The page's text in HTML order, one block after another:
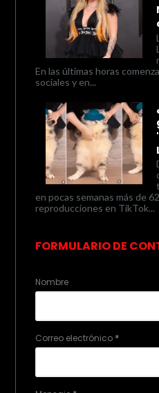
En las últimas horas
sociales y en...
en pocas semanas más de
reproducciones en TikTok...
FORMULARIO DE
Nombre
Correo electrónico *